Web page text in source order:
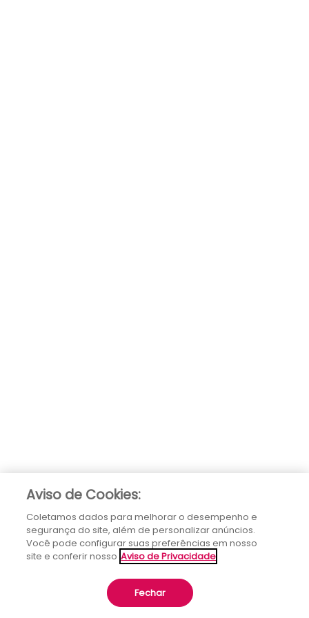
Aviso de Cookies:
Coletamos dados para melhorar o desempenho e
segurança do site, além de personalizar anúncios.
Você pode configurar suas preferências em nosso
site e conferir nosso Aviso de Privacidade
Fechar